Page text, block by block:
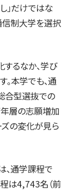
方
한국어
」だけではな
信制大学を選択
るなか、学び
本学でも、通
合型選抜での
層の志願増加
の変化が見ら
通学課程で
は4,743名（前